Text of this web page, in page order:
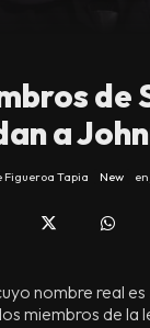
de
a
Figueroa Tapia New en
nombre real
miembros de la